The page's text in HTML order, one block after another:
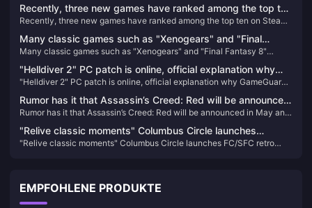
Recently, three new games have ranked among the top ten
on Steam’s best-selling list.
Recently, three new games have ranked among the top ten on Steam’s
Many classic games such as "Xenogears" and "Final
Fantasy 8" celebrate their anniversaries
Many classic games such as "Xenogears" and "Final Fantasy 8"
"Helldiver 2" PC patch is online, official explanation why
GameGuard anti-cheat system is used
"Helldiver 2" PC patch is online, official explanation why GameGuard
Rumor has it that Assassin’s Creed: Red will be announced
in May and released in November
Rumor has it that Assassin’s Creed: Red will be announced in May and
"Relive classic moments" Columbus Circle launches
FC/SFC retro compatible machine
"Relive classic moments" Columbus Circle launches FC/SFC retro
EMPFOHLENE PRODUKTE